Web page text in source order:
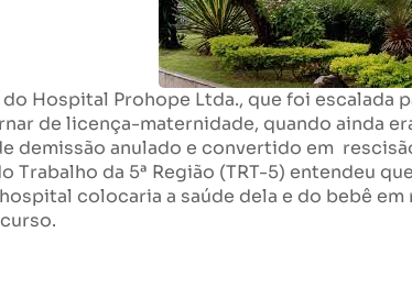
Hospital Prohope Ltda., que foi escalada
de licença-maternidade, quando ainda
demissão anulado e convertido em
Trabalho da 5ª Região (TRT-5) entendeu
colocaria a saúde dela e do bebê